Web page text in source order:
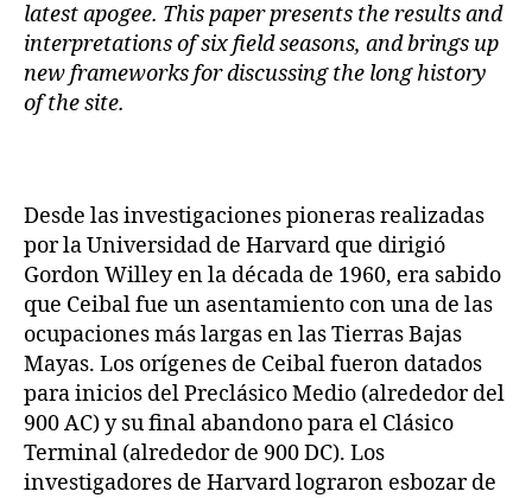
latest apogee. This paper presents the results and
interpretations of six field seasons, and brings up
new frameworks for discussing the long history
of the site.
Desde las investigaciones pioneras realizadas
por la Universidad de Harvard que dirigió
Gordon Willey en la década de 1960, era sabido
que Ceibal fue un asentamiento con una de las
ocupaciones más largas en las Tierras Bajas
Mayas. Los orígenes de Ceibal fueron datados
para inicios del Preclásico Medio (alrededor del
900 AC) y su final abandono para el Clásico
Terminal (alrededor de 900 DC). Los
investigadores de Harvard lograron esbozar de